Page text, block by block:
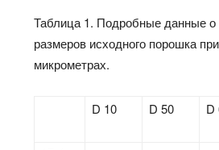
Таблица 1. Подробные данные о
размеров исходного порошка
микрометрах.
D 10 D 50 D